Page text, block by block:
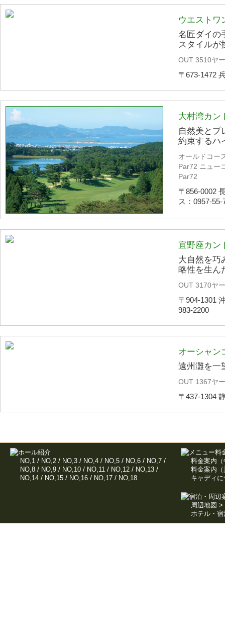
ウエストワ
名匠ダイの
スタイルが
OUT 3510ヤ
〒673-1472
大村湾カン
自然美とプ
約束するハ
オールドコー
Par72 ニュー
Par72
〒856-0002
ス：0957-
宜野座カン
大自然を巧
略性を生ん
OUT 3170ヤ
〒904-1301
983-2200
オーシャン
遠州灘を一
OUT 1367ヤ
〒437-1304
NO,1 / NO,2 / NO,3 / NO,4 / NO,5 / NO,6 / NO,7 /
NO,8 / NO,9 / NO,10 / NO,11 / NO,12 / NO,13 /
NO,14 / NO,15 / NO,16 / NO,17 / NO,18
料金案内
料金案内
キャディ
周辺地図 >
ホテル・